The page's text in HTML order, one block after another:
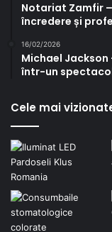
Notariat Zamfir
încredere și
16/02/2026
Michael
într-un
Cele mai